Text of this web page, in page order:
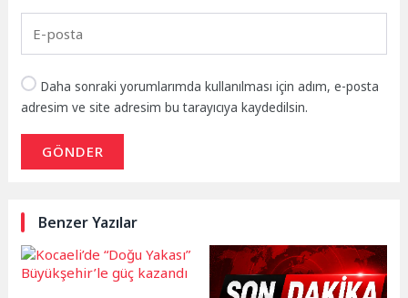
Daha sonraki yorumlarımda kullanılması için adım, e-posta
adresim ve site adresim bu tarayıcıya kaydedilsin.
GÖNDER
Benzer Yazılar